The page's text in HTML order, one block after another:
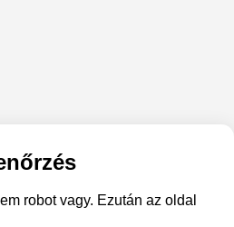
robot vagy. Ezután az oldal